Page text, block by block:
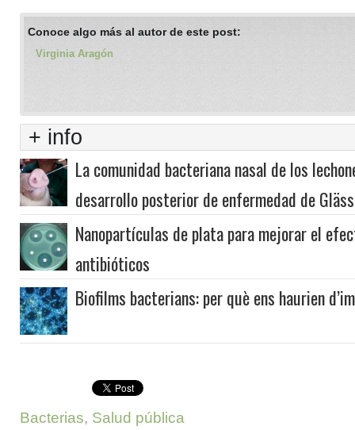
Conoce algo más al autor de este post:
Virginia Aragón
+ info
La comunidad bacteriana nasal de los
desarrollo posterior de enfermedad de
Nanopartículas de plata para mejorar el
antibióticos
Biofilms bacterians: per què ens haurien
Bacterias, Salud pública